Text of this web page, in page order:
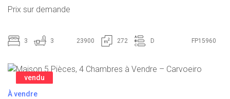
Prix ​​sur demande
3 3 23900 272 D FP15960
vendu
À vendre